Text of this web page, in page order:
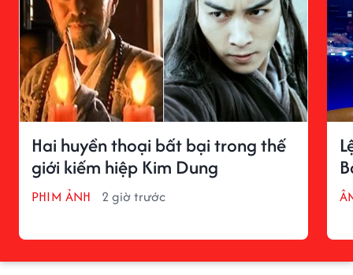
Hai huyền thoại bất bại trong thế
giới kiếm hiệp Kim Dung
PHIM ẢNH 2 giờ trước